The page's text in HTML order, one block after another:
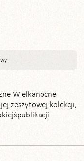
Wielkanocne
zeszytowej kolekcji,